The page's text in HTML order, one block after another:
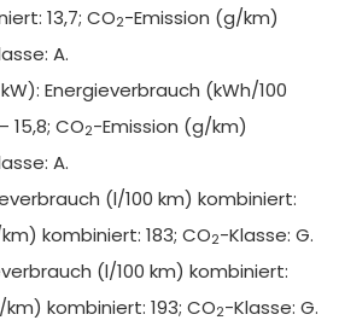
13,7; CO2-Emission (g/km)
A.
kW): Energieverbrauch (kWh/100
15,8; CO2-Emission (g/km)
A.
(l/100 km) kombiniert:
kombiniert: 183; CO2-Klasse: G.
(l/100 km) kombiniert:
kombiniert: 193; CO2-Klasse: G.